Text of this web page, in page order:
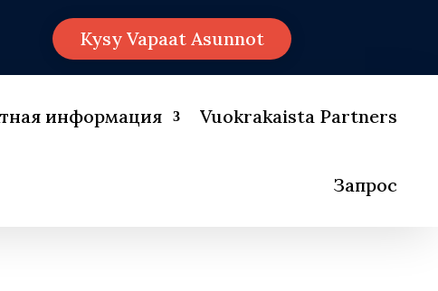
Kysy Vapaat Asunnot
информация Vuokrakaista Partners
Запрос